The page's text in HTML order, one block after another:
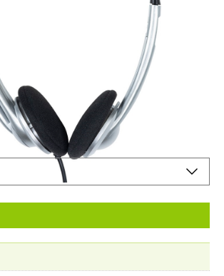
ビデオ会議が快適。
オーバーヘッド
オンラインショップ